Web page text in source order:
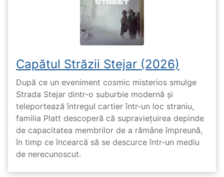
Capătul Străzii Stejar (2026)
După ce un eveniment cosmic misterios smulge
Strada Stejar dintr-o suburbie modernă și
teleportează întregul cartier într-un loc straniu,
familia Platt descoperă că supraviețuirea depinde
de capacitatea membrilor de a rămâne împreună,
în timp ce încearcă să se descurce într-un mediu
de nerecunoscut.